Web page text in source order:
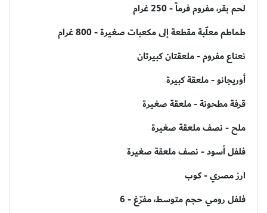
لحم بقر، مفروم فرماً - 250 غرام
طماطم معلّبة مقطعة إلى مكعبات صغيرة - 800 غرام
نعناع مفروم - ملعقتان كبيرتان
أوريجانو - ملعقة كبيرة
قرفة مطحونة - ملعقة صغيرة
ملح - نصف ملعقة صغيرة
فلفل أسود - نصف ملعقة صغيرة
ارز مصري - كوب
فلفل رومي حجم متوسط، مفرّغ - 6